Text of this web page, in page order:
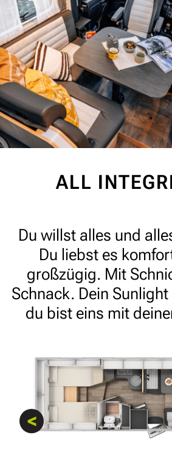
ALL
Du willst alles und
Du liebst es
großzügig. Mit
Schnack. Dein
du bist eins mit
<